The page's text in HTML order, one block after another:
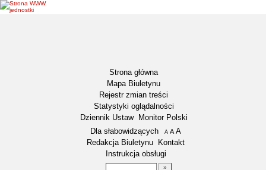
Strona główna
Mapa Biuletynu
Rejestr zmian treści
Statystyki oglądalności
Dziennik Ustaw
Monitor Polski
Menu dodatkowe
Dla słabowidzących A pomniejsz czcionkę
A standardowy rozmiar czcionki
A
Redakcja Biuletynu
Kontakt
Instrukcja obsługi